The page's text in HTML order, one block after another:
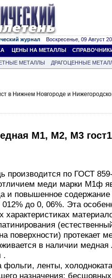
журнал Воскресенье, 09 Август
ЦЕНЫ НА МЕТАЛЛЫ
МЕТАЛЛЫ
ДРАГОЦЕННЫЕ
в Нижнем Новгороде и
М1, М2, М3
производится по ГОСТ
меди марки М1ф
и повышенное
012% до 0, 06%. Эта
характеристиках
поверхности) протекает
в наличии
.
фольги, ленты,
назначения;